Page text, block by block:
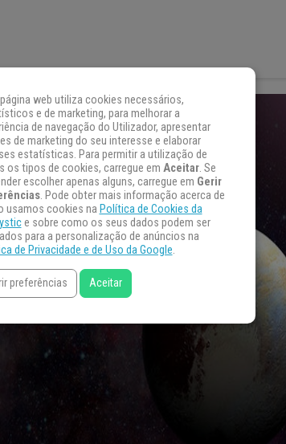
web utiliza cookies necessários,
e de marketing, para melhorar a
de navegação do Utilizador, apresentar
de marketing do seu interesse e elaborar
estatísticas. Para permitir a utilização de
os tipos de cookies, carregue em Aceitar. Se
escolher apenas alguns, carregue em Gerir
. Pode obter mais informação acerca de
usamos cookies na Política de Cookies da
e sobre como os seus dados podem ser
para a personalização de anúncios na
de Privacidade e de Uso da Google.
preferências Aceitar